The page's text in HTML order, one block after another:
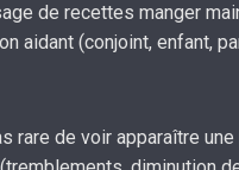
de recettes manger
aidant (conjoint, enfant,
rare de voir apparaître